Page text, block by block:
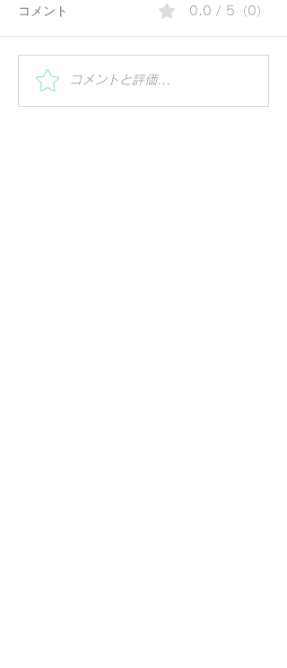
夏の朝にぴったりのコリ
アンダーウォーター | 毎
コメント 0.0 / 5（0）
コメントと評価...